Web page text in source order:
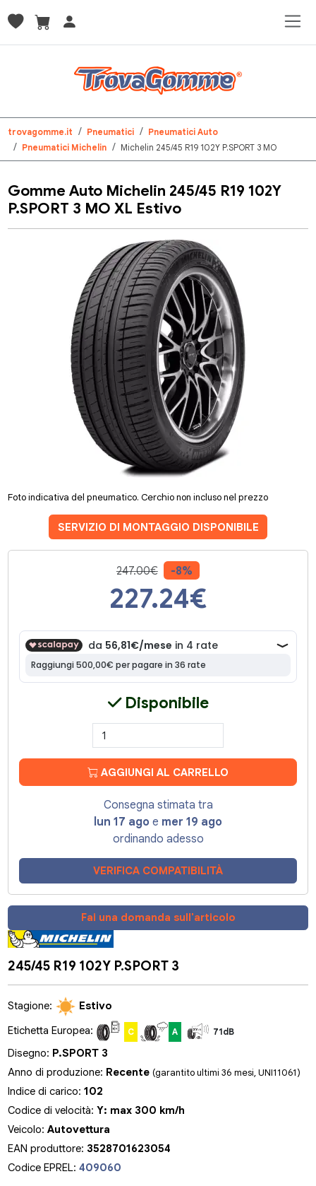
trovagomme.it Pneumatici
Pneumatici Auto
Pneumatici Michelin
Michelin 245/45 R19 102Y P.SPORT 3 MO
Gomme Auto Michelin 245/45 R19 102Y
P.SPORT 3 MO XL Estivo
Foto indicativa del pneumatico. Cerchio non incluso nel prezzo
SERVIZIO DI MONTAGGIO DISPONIBILE
247.00€ -8%
227.24€
Disponibile
AGGIUNGI AL CARRELLO
Consegna stimata tra
lun 17 ago e mer 19 ago
ordinando adesso
VERIFICA COMPATIBILITÀ
Fai una domanda sull'articolo
245/45 R19 102Y P.SPORT 3
Stagione:
Estivo
Etichetta Europea:
C A 71dB
Disegno: P.SPORT 3
Anno di produzione: Recente(garantito ultimi 36 mesi, UNI11061)
Indice di carico:102
Codice di velocità:Y: max 300 km/h
Veicolo:Autovettura
EAN produttore: 3528701623054
Codice EPREL:409060